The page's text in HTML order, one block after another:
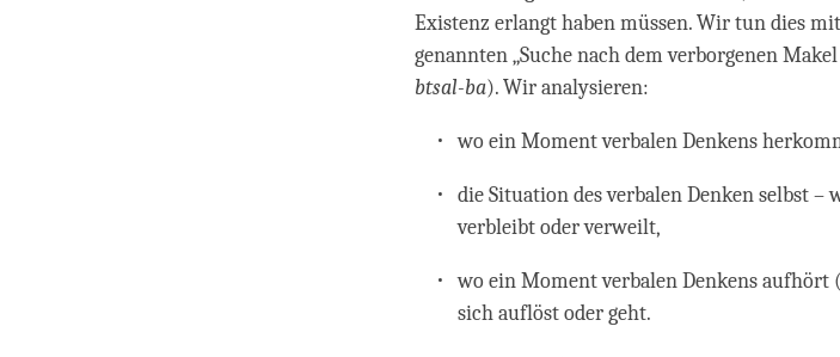
Existenz erlangt haben müssen. Wir tun dies
genannten „Suche nach dem verborgenen Makel
btsal-ba). Wir analysieren:
wo ein Moment verbalen Denkens
die Situation des verbalen Denken selbst –
verbleibt oder verweilt,
wo ein Moment verbalen Denkens
sich auflöst oder geht.